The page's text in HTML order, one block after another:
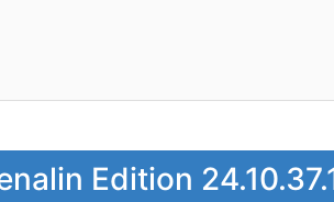
Edition